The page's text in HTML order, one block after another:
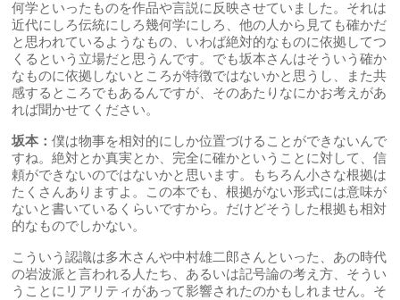
何学といったものを作品や言説に反映させていました。それは
近代にしろ伝統にしろ幾何学にしろ、他の人から見ても確かだ
と思われているようなもの、いわば絶対的なものに依拠してつ
くるという立場だと思うんです。でも坂本さんはそういう確か
なものに依拠しないところが特徴ではないかと思うし、また共
感するところでもあるんですが、そのあたりなにかお考えがあ
れば聞かせてください。
坂本： 僕は物事を相対的にしか位置づけることができないんで
すね。絶対とか真実とか、完全に確かということに対して、信
頼ができないのではないかと思います。もちろん小さな根拠は
たくさんありますよ。この本でも、根拠がない形式には意味が
ないと書いているくらいですから。だけどそうした根拠も相対
的なものでしかない。
こういう認識は多木さんや中村雄二郎さんといった、あの時代
の岩波派と言われる人たち、あるいは記号論の考え方、そうい
うことにリアリティがあって影響されたのかもしれません。そ